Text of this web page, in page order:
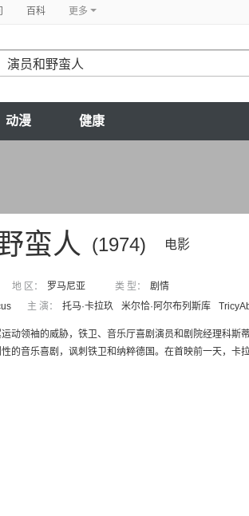
百科 更多
动漫 健康
(1974) 电影
蛮人
地 区： 罗马尼亚 类 型：
剧情
主 演： 托马·卡拉玖 米尔恰·阿尔布列斯库
动领袖的威胁，铁卫、音乐厅喜剧演员和剧院经理科
的音乐喜剧，讽刺铁卫和纳粹德国。在首映前一天，卡拉